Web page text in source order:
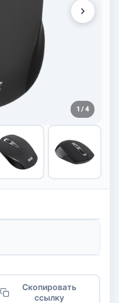
1 / 4
Скопировать
ссылку